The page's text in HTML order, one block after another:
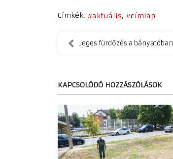
Címkék: aktuális címlap
Jeges fürdőzés a bányatóban
KAPCSOLÓDÓ HOZZÁSZÓLÁSOK